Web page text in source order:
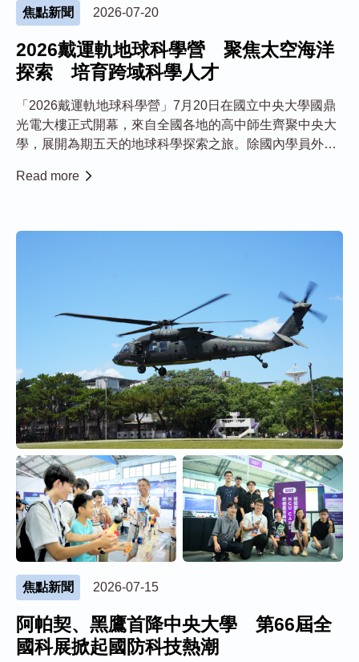
焦點新聞 2026-07-20
2026戴運軌地球科學營 聚焦太空海洋
探索 培育跨域科學人才
「2026戴運軌地球科學營」7月20日在國立中央大學國鼎
光電大樓正式開幕，來自全國各地的高中師生齊聚中央大
學，展開為期五天的地球科學探索之旅。除國內學員外，
與，顯示營隊深受青年學子肯定，影響力持續擴展。 活動
Read more
焦點新聞 2026-07-15
阿帕契、黑鷹首降中央大學 第66屆全
國科展掀起國防科技熱潮